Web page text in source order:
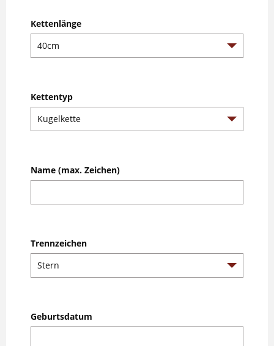
Kettenlänge
Kettentyp
Name (max. Zeichen)
Trennzeichen
Geburtsdatum